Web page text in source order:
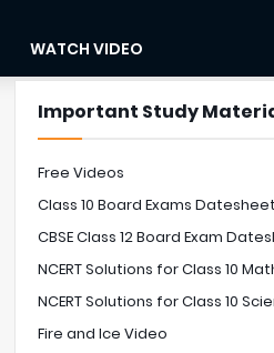
WATCH VIDEO
Important Study
Free Videos
Class 10 Board Exams
CBSE Class 12 Board Exam
NCERT Solutions for Class 10
NCERT Solutions for Class 10
Fire and Ice Video